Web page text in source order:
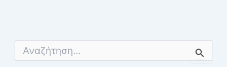
από
την